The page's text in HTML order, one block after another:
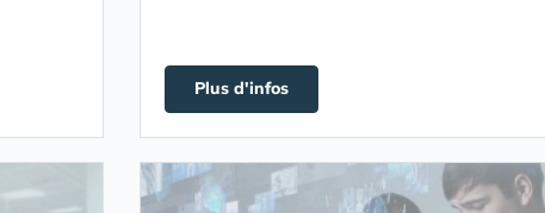
Plus d'infos